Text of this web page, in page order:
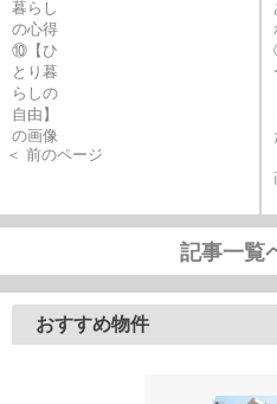
＜ 前のページ
記事一覧
おすすめ物件